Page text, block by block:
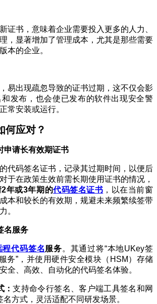
证书，意味着企业需要投入更多的人力、
，显著增加了管理成本，尤其是那些需要
本的企业。
易出现疏忽导致的证书过期，这不仅会影
发布，也会使已发布的软件出现安全警
常安装或运行。
何应对？
申请长有效期证书
代码签名证书，记录其过期时间，以便后
于在政策生效前需长期使用证书的情况，
2年或3年期的代码签名证书 ，以在当前窗
本和较长的有效期，规避未来频繁续签带
。
名服务
程代码签名服务。其通过将“本地UKey签
务”，并使用硬件安全模块（HSM）存储
全、高效、自动化的代码签名体验。
：支持命令行签名、客户端工具签名和网
方式，灵活适配不同研发场景。